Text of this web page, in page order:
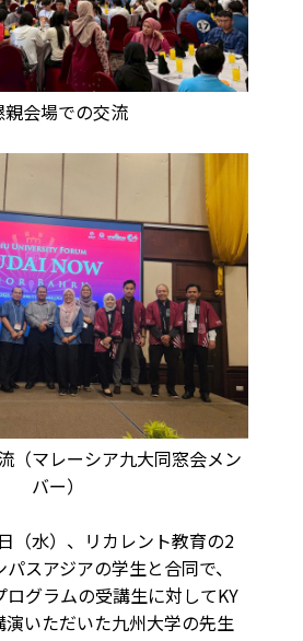
親会場での交流
（マレーシア九大同窓会メン
バー）
（水）、リカレント教育の2
スアジアの学生と合同で、
ログラムの受講生に対してKY
演いただいた九州大学の先生